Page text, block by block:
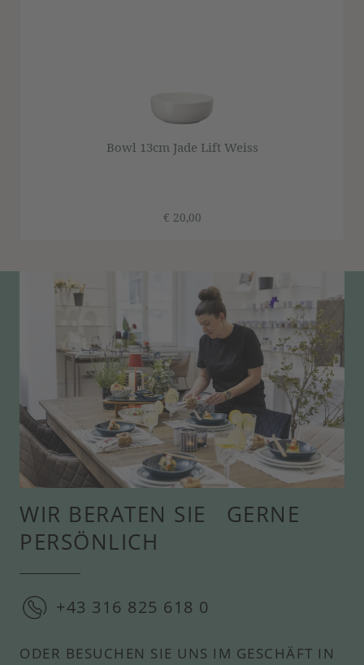
Bowl 13cm Jade Lift Weiss
€ 20,00
WIR BERATEN SIE GERNE
PERSÖNLICH
+43 316 825 618 0
ODER BESUCHEN SIE UNS IM GESCHÄFT IN